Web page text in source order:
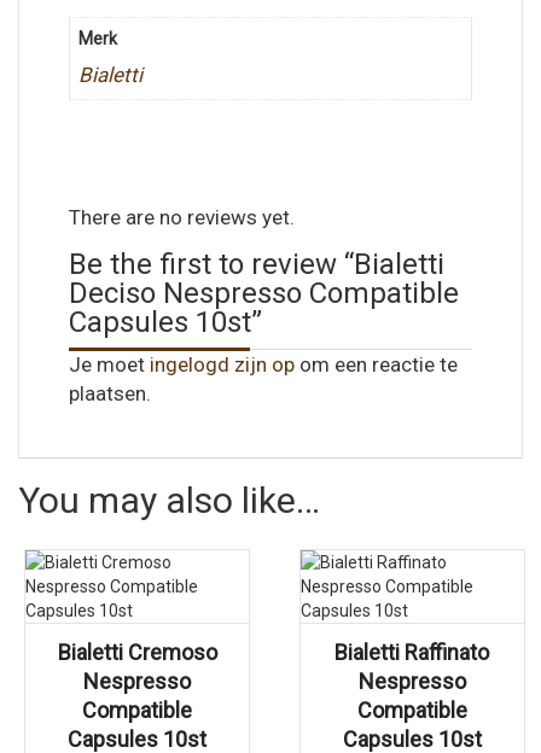
Merk
Bialetti
There are no reviews yet.
Be the first to review “Bialetti
Deciso Nespresso Compatible
Capsules 10st”
Je moet ingelogd zijn op om een reactie te
plaatsen.
You may also like…
Bialetti Cremoso
Nespresso
Compatible
Capsules 10st
Bialetti Raffinato
Nespresso
Compatible
Capsules 10st